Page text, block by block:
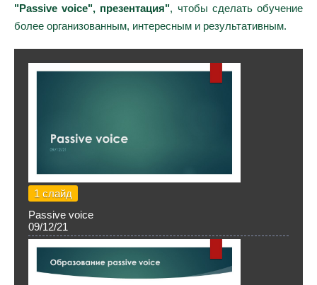
"Passive voice", презентация", чтобы сделать обучение
более организованным, интересным и результативным.
1 слайд
Passive voice
09/12/21